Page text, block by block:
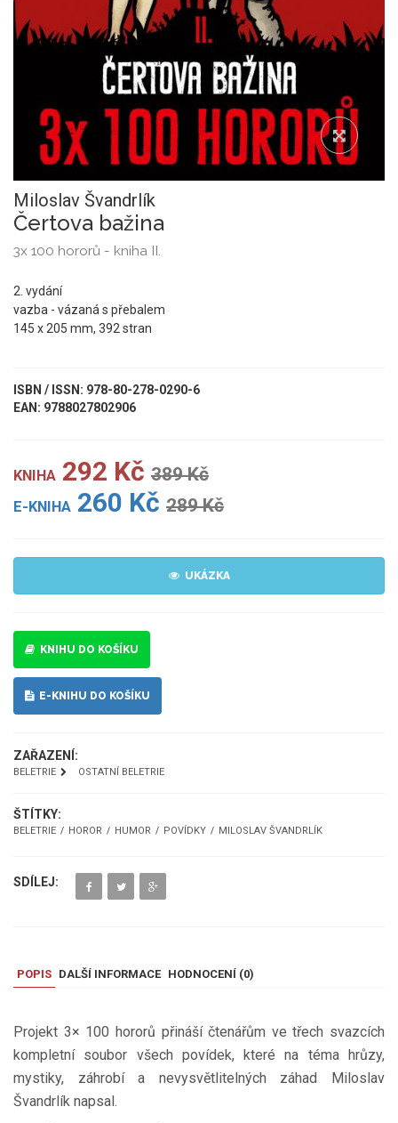
Miloslav Švandrlík
Čertova bažina
3x 100 hororů - kniha II.
2. vydání
vazba - vázaná s přebalem
145 x 205 mm, 392 stran
ISBN / ISSN: 978-80-278-0290-6
EAN: 9788027802906
KNIHA 292 Kč 389 Kč
E-KNIHA 260 Kč 289 Kč
UKÁZKA
KNIHU DO KOŠÍKU
E-KNIHU DO KOŠÍKU
ZAŘAZENÍ:
BELETRIE OSTATNÍ BELETRIE
ŠTÍTKY:
BELETRIE HOROR HUMOR POVÍDKY MILOSLAV ŠVANDRLÍK
SDÍLEJ:
POPIS DALŠÍ INFORMACE HODNOCENÍ (0)
Projekt 3× 100 hororů přináší čtenářům ve třech svazcích
kompletní soubor všech povídek, které na téma hrůzy,
mystiky, záhrobí a nevysvětlitelných záhad Miloslav
Švandrlík napsal.